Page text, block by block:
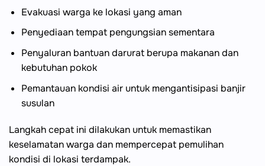
Evakuasi warga ke lokasi yang aman
Penyediaan tempat pengungsian sementara
Penyaluran bantuan darurat berupa makanan dan
kebutuhan pokok
Pemantauan kondisi air untuk mengantisipasi banjir
susulan
Langkah cepat ini dilakukan untuk memastikan
keselamatan warga dan mempercepat pemulihan
kondisi di lokasi terdampak.